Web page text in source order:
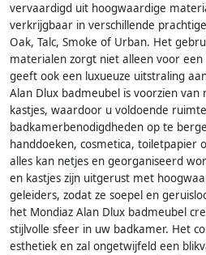
vervaardigd uit hoogwaardige
verkrijgbaar in verschillende
Oak, Talc, Smoke of Urban. Het
materialen zorgt niet alleen voor
geeft ook een luxueuze uitstraling
Alan Dlux badmeubel is voorzien
kastjes, waardoor u voldoende
badkamerbenodigdheden op te
handdoeken, cosmetica, toiletpapier
alles kan netjes en georganiseerd
en kastjes zijn uitgerust met
geleiders, zodat ze soepel en
het Mondiaz Alan Dlux badmeubel
stijlvolle sfeer in uw badkamer. Het
esthetiek en zal ongetwijfeld een